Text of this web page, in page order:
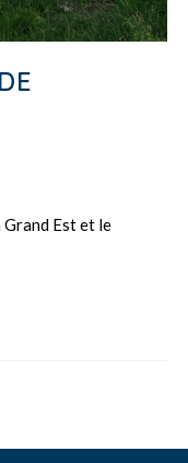
Est et le